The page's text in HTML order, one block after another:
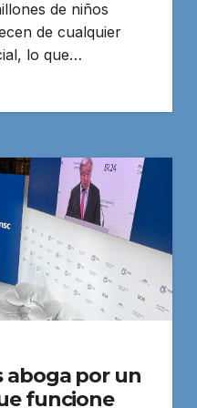
de niños
de cualquier
lo que…
aboga por un
funcione